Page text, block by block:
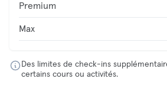
Premium
Max
Des limites de check-ins
certains cours ou activités.